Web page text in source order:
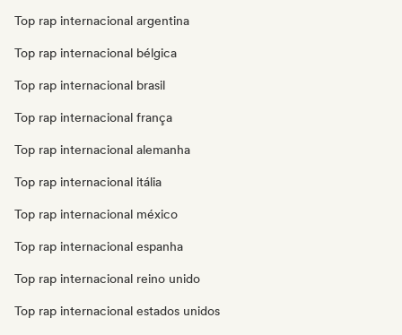
Top rap internacional argentina
Top rap internacional bélgica
Top rap internacional brasil
Top rap internacional frança
Top rap internacional alemanha
Top rap internacional itália
Top rap internacional méxico
Top rap internacional espanha
Top rap internacional reino unido
Top rap internacional estados unidos